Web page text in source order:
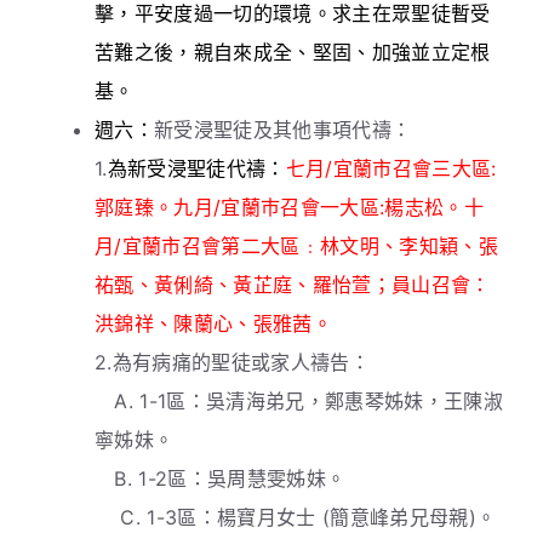
擊，平安度過一切的環境。求主在眾聖徒暫受
苦難之後，親自來成全、堅固、加強並立定根
基。
週六：新受浸聖徒及其他事項代禱：
1.為新受浸聖徒代禱： 七月/宜蘭市召會三大區:
郭庭臻。九月/宜蘭巿召會一大區:楊志松。十
月/宜蘭市召會第二大區﹕林文明、李知穎、張
祐甄、黃俐綺、黃芷庭、羅怡萱；員山召會：
洪錦祥、陳蘭心、張雅茜。
2.為有病痛的聖徒或家人禱告：
A. 1-1區：吳清海弟兄，鄭惠琴姊妹，王陳淑
寧姊妹。
B. 1-2區：吳周慧雯姊妹。
C. 1-3區：楊寶月女士 (簡意峰弟兄母親)。